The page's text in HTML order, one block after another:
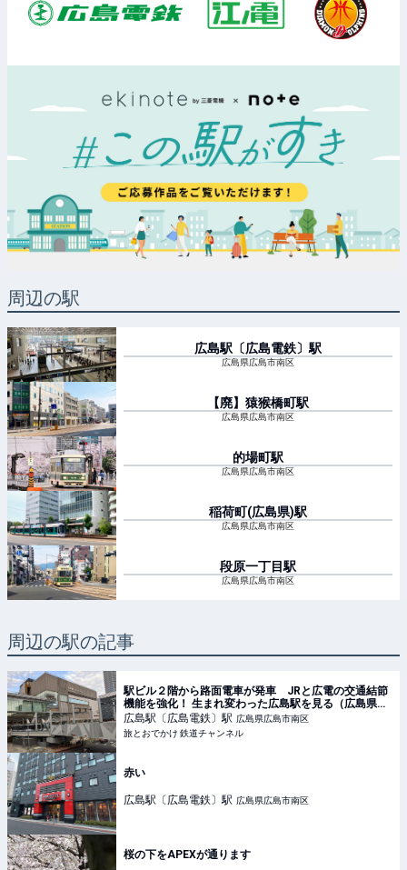
周辺の駅
広島駅〔広島電鉄〕 駅
広島県広島市南区
【廃】猿猴橋町駅
広島県広島市南区
的場町駅
広島県広島市南区
稲荷町(広島県)駅
広島県広島市南区
段原一丁目駅
広島県広島市南区
周辺の駅の記事
駅ビル２階から路面電車が発車 JRと広電の交通結節
機能を強化！ 生まれ変わった広島駅を見る（広島県広
島市）【コラム】 | 旅とおでかけ 鉄道チャンネル
広島駅〔広島電鉄〕駅 広島県広島市南区
旅とおでかけ 鉄道チャンネル
赤い
広島駅〔広島電鉄〕駅 広島県広島市南区
桜の下をAPEXが通ります